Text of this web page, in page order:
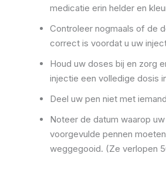
medicatie erin helder en
Controleer nogmaals of de
correct is voordat u uw
Houd uw doses bij en zorg
injectie een volledige dosis
Deel uw pen niet met
Noteer de datum waarop
voorgevulde pennen
weggegooid. (Ze verlopen